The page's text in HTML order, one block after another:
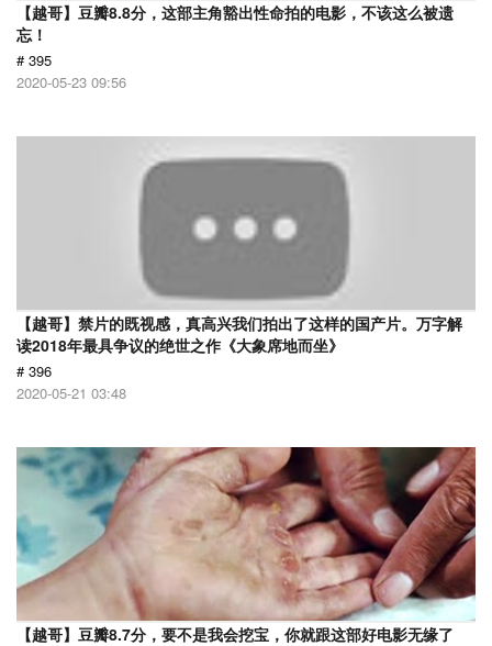
【越哥】豆瓣8.8分，这部主角豁出性命拍的电影，不该这么被遗
忘！
# 395
2020-05-23 09:56
【越哥】禁片的既视感，真高兴我们拍出了这样的国产片。万字解
读2018年最具争议的绝世之作《大象席地而坐》
# 396
2020-05-21 03:48
【越哥】豆瓣8.7分，要不是我会挖宝，你就跟这部好电影无缘了